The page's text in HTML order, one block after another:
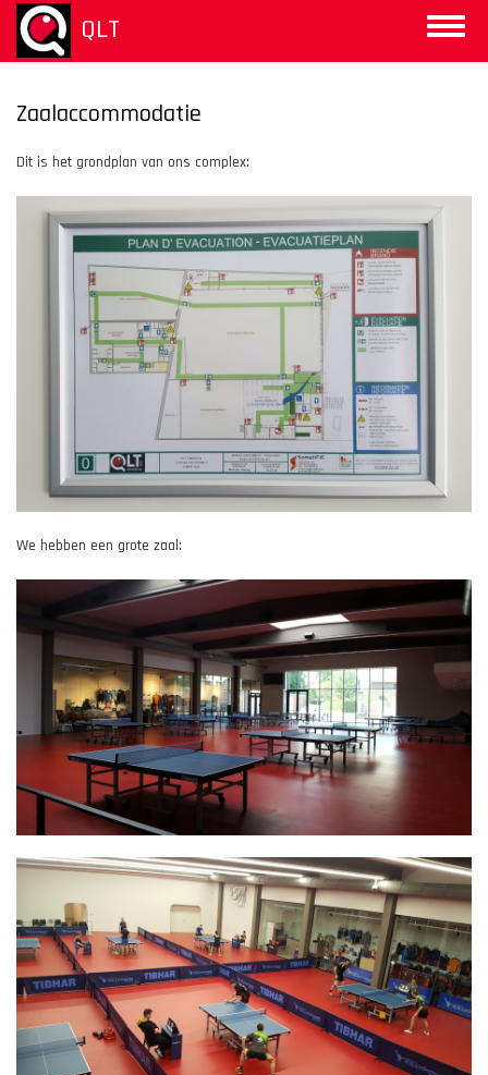
Aller
contenu
Toggle
QLT
Zaalaccommodatie
Dit is het grondplan van ons complex:
We hebben een grote zaal: